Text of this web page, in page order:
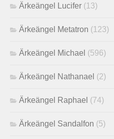
Ärkeängel Lucifer (13)
Ärkeängel Metatron (123)
Ärkeängel Michael (596)
Ärkeängel Nathanael (2)
Ärkeängel Raphael (74)
Ärkeängel Sandalfon (5)